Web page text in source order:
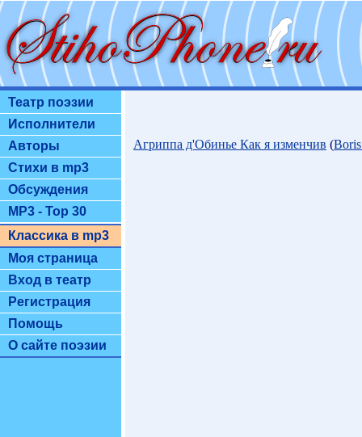
Театр поэзии
Исполнители
Авторы
Стихи в mp3
Обсуждения
MP3 - Top 30
Классика в mp3
Моя страница
Вход в театр
Регистрация
Помощь
О сайте поэзии
Агриппа д'Обинье Как я изменчив (